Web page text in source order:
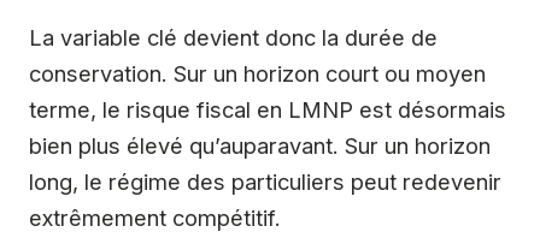
La variable clé devient donc la durée de
conservation. Sur un horizon court ou moyen
terme, le risque fiscal en LMNP est désormais
bien plus élevé qu’auparavant. Sur un horizon
long, le régime des particuliers peut redevenir
extrêmement compétitif.